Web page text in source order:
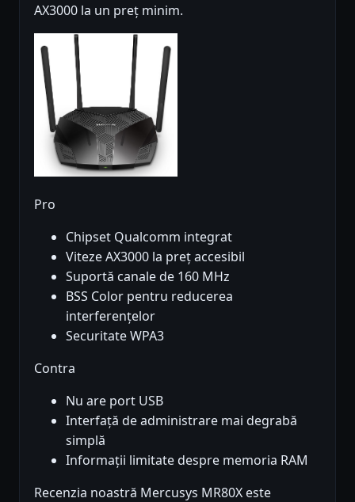
AX3000 la un preț minim.
Pro
Chipset Qualcomm integrat
Viteze AX3000 la preț accesibil
Suportă canale de 160 MHz
BSS Color pentru reducerea
interferențelor
Securitate WPA3
Contra
Nu are port USB
Interfață de administrare mai degrabă
simplă
Informații limitate despre memoria RAM
Recenzia noastră Mercusys MR80X este